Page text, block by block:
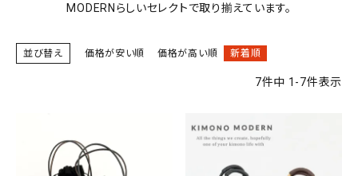
絞り込んで検索
キモノ読ミモノ
MODERNらしいセレクトで取り揃えています。
並び替え 価格が安い順 価格が高い順 新着順
7件中 1 -7件表示